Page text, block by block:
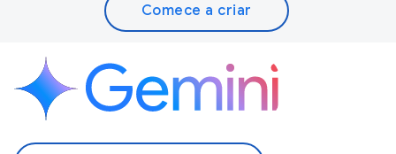
Comece a criar